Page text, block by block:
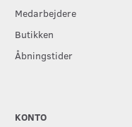
Medarbejdere
Butikken
Åbningstider
KONTO